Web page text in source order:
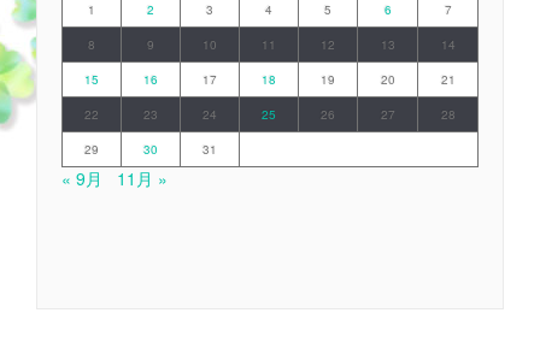
1 2 3 4 5 6 7
8 9 10 11 12 13 14
15 16 17 18 19 20 21
22 23 24 25 26 27 28
29 30 31
« 9月 11月 »